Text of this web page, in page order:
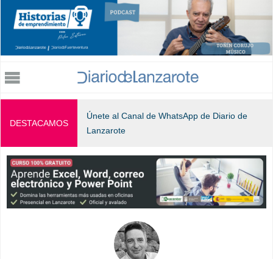
Jump to navigation
DESTACAMOS
Únete al Canal de WhatsApp de Diario de
Lanzarote